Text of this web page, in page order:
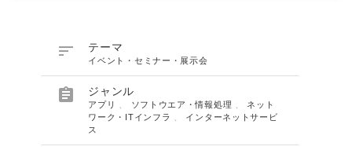
 テーマ
イベント・セミナー・展示会
 ジャンル
アプリ 、 ソフトウエア・情報処理 、 ネット
ワーク・ITインフラ 、 インターネットサービ
ス